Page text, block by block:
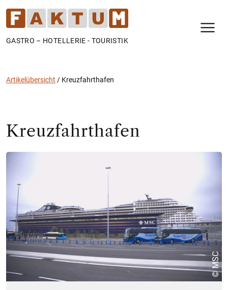
GASTRO – HOTELLERIE - TOURISTIK
Artikelübersicht / Kreuzfahrthafen
Kreuzfahrthafen
© MSC